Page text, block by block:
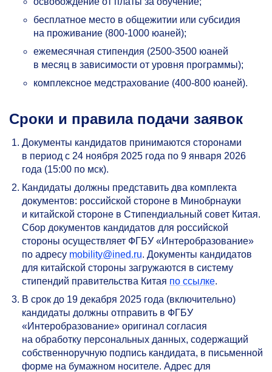
бесплатное место в общежитии или субсидия
на проживание (800-1000 юаней);
ежемесячная стипендия (2500-3500юаней
в месяц в зависимости от уровня программы);
комплексное медстрахование (400-800 юаней).
Сроки и правила подачи заявок
Документы кандидатов принимаются сторонами
в период с 24 ноября 2025 года по 9 января 2026
года (15:00 по мск).
Кандидаты должны представить два комплекта
документов: российской стороне в Минобрнауки
и китайской стороне в Стипендиальный совет Китая.
Сбор документов кандидатов для российской
стороны осуществляет ФГБУ «Интеробразование»
по адресу mobility@ined.ru. Документы кандидатов
для китайской стороны загружаются в систему
стипендий правительства Китая по ссылке.
В срок до 19 декабря 2025 года (включительно)
кандидаты должны отправить в ФГБУ
«Интеробразование» оригинал согласия
на обработку персональных данных, содержащий
собственноручную подпись кандидата, в письменной
форме на бумажном носителе. Адрес для